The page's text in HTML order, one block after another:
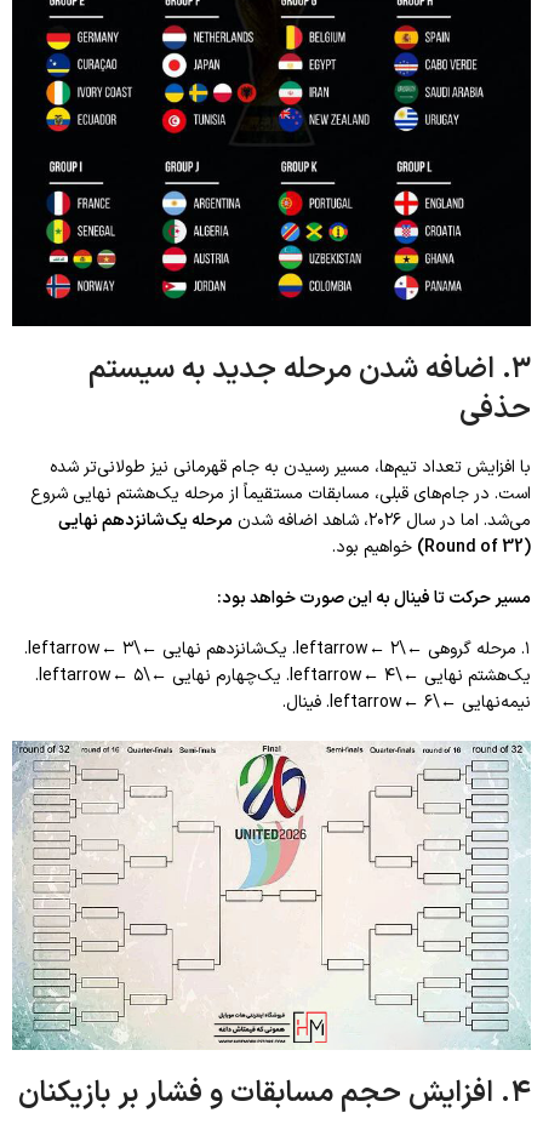
۳. اضافه شدن مرحله جدید به سیستم
حذفی
با افزایش تعداد تیم‌ها، مسیر رسیدن به جام قهرمانی نیز طولانی‌تر شده
است. در جام‌های قبلی، مسابقات مستقیماً از مرحله یک‌هشتم نهایی شروع
می‌شد. اما در سال ۲۰۲۶، شاهد اضافه شدن
مرحله یک‌شانزدهم نهایی
(Round of 32)
خواهیم بود.
مسیر حرکت تا فینال به این صورت خواهد بود:
۱. مرحله گروهی
←\leftarrow
← ۲. یک‌شانزدهم نهایی ←\leftarrow
←
۳.
یک‌هشتم نهایی ←\leftarrow
← ۴. یک‌چهارم نهایی ←\leftarrow
←
۵.
نیمه‌نهایی ←\leftarrow
← ۶. فینال.
۴. افزایش حجم مسابقات و فشار بر بازیکنان